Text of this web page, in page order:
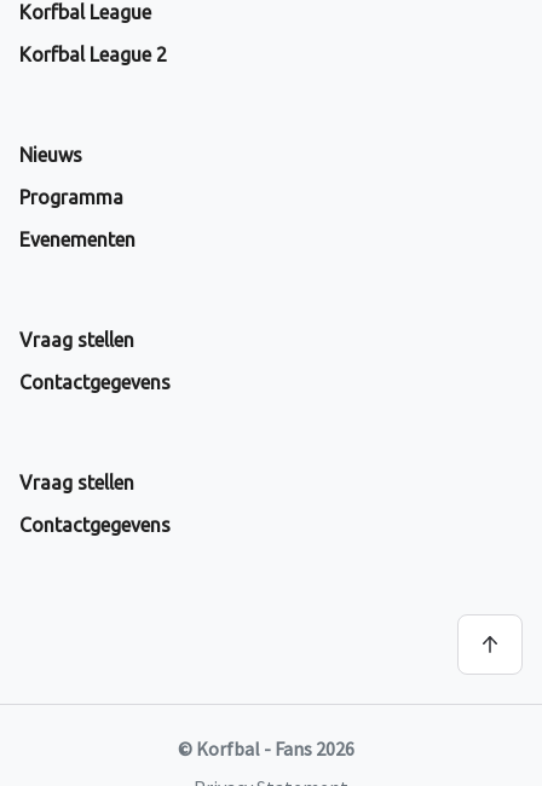
Korfbal League
Korfbal League 2
Nieuws
Programma
Evenementen
Vraag stellen
Contactgegevens
Vraag stellen
Contactgegevens
© Korfbal - Fans 2026